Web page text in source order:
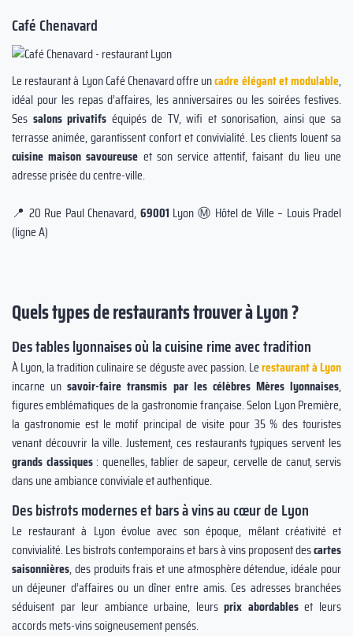
Café Chenavard
Le restaurant à Lyon Café Chenavard offre uncadre élégant et modulable,
idéal pour les repas d’affaires, les anniversaires ou les soirées festives.
Ses salons privatifs équipés de TV, wifi et sonorisation, ainsi que sa
terrasse animée, garantissent confort et convivialité. Les clients louent sa
cuisine maison savoureuse et son service attentif, faisant du lieu une
adresse prisée du centre-ville.
📍 20 Rue Paul Chenavard, 69001 Lyon Ⓜ️ Hôtel de Ville – Louis Pradel
(ligne A)
Quels types de restaurants trouver à Lyon ?
Des tables lyonnaises où la cuisine rime avec tradition
À Lyon, la tradition culinaire se déguste avec passion. Lerestaurant à Lyon
incarne unsavoir-faire transmis par les célèbres Mères lyonnaises,
figures emblématiques de la gastronomie française. Selon Lyon Première,
la gastronomie est le motif principal de visite pour 35 % des touristes
venant découvrir la ville. Justement, ces restaurants typiques servent les
grands classiques: quenelles, tablier de sapeur, cervelle de canut, servis
dans une ambiance conviviale et authentique.
Des bistrots modernes et bars à vins au cœur de Lyon
Le restaurant à Lyon évolue avec son époque, mêlant créativité et
convivialité. Les bistrots contemporains et bars à vins proposent descartes
saisonnières, des produits frais et une atmosphère détendue, idéale pour
un déjeuner d’affaires ou un dîner entre amis. Ces adresses branchées
séduisent par leur ambiance urbaine, leursprix abordableset leurs
accords mets-vins soigneusement pensés.